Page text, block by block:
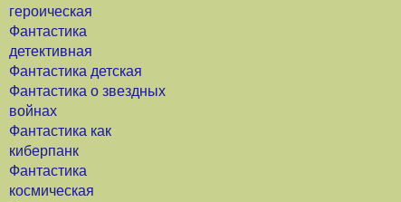
героическая
Фантастика
детективная
Фантастика детская
Фантастика о звездных
войнах
Фантастика как
киберпанк
Фантастика
космическая